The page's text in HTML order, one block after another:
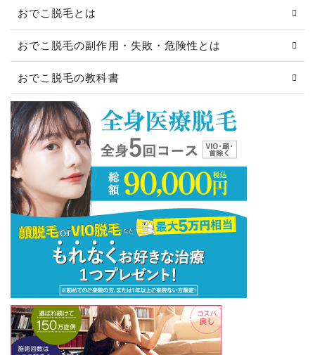
おでこ脱毛とは
おでこ脱毛の副作用・失敗・危険性とは
おでこ脱毛の教科書